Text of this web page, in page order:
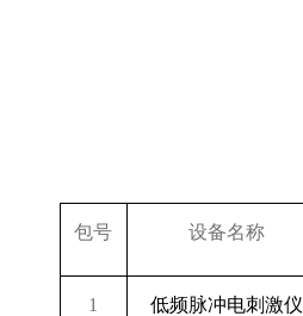
包号 设备名称
1 低频脉冲电刺激仪